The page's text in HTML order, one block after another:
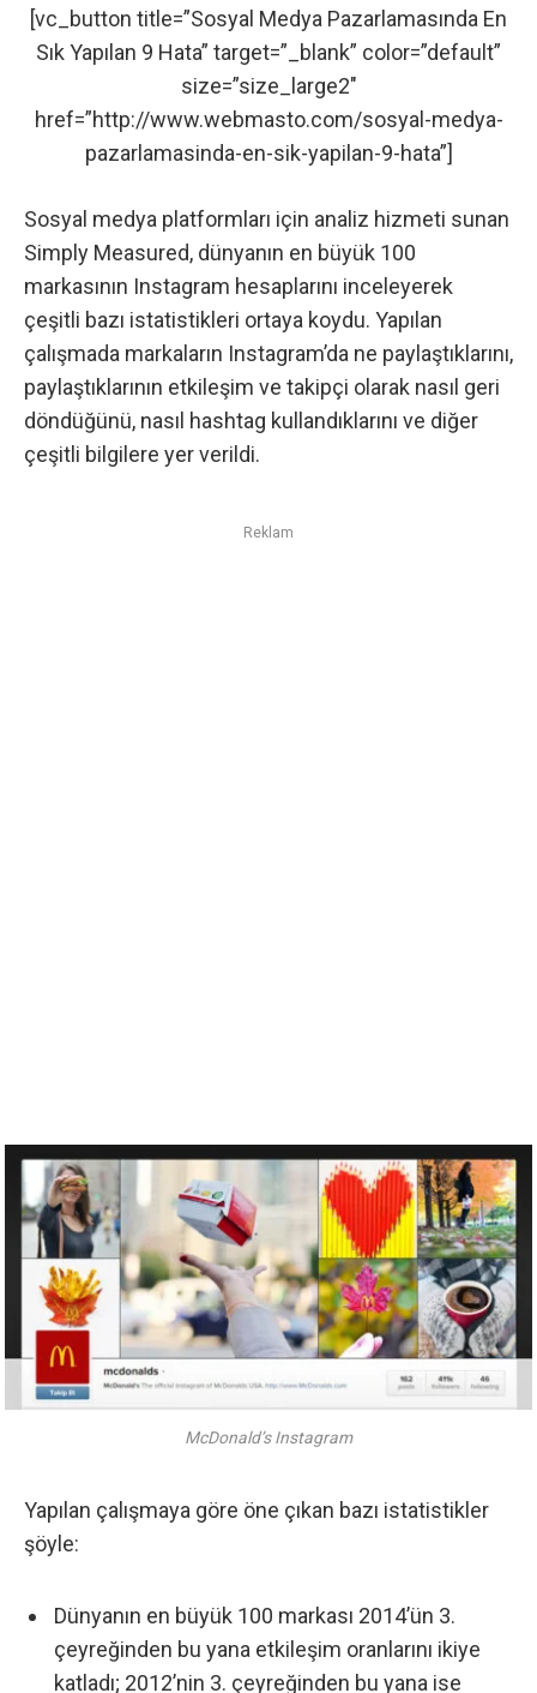
[vc_button title=”Sosyal Medya Pazarlamasında En
Sık Yapılan 9 Hata” target=”_blank” color=”default”
size=”size_large2″
href=”http://www.webmasto.com/sosyal-medya-
pazarlamasinda-en-sik-yapilan-9-hata”]
Sosyal medya platformları için analiz hizmeti sunan
Simply Measured, dünyanın en büyük 100
markasının Instagram hesaplarını inceleyerek
çeşitli bazı istatistikleri ortaya koydu. Yapılan
çalışmada markaların Instagram’da ne paylaştıklarını,
paylaştıklarının etkileşim ve takipçi olarak nasıl geri
döndüğünü, nasıl hashtag kullandıklarını ve diğer
çeşitli bilgilere yer verildi.
Reklam
McDonald’s Instagram
Yapılan çalışmaya göre öne çıkan bazı istatistikler
şöyle:
Dünyanın en büyük 100 markası 2014’ün 3.
çeyreğinden bu yana etkileşim oranlarını ikiye
katladı; 2012’nin 3. çeyreğinden bu yana ise